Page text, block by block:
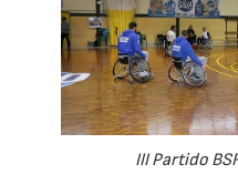
III Partido